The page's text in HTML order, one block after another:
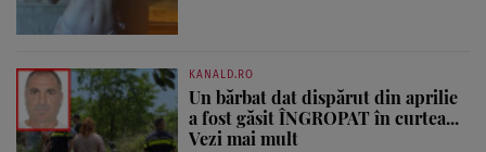
KANALD.RO
Un bărbat dat dispărut din aprilie
a fost găsit ÎNGROPAT în curtea...
Vezi mai mult